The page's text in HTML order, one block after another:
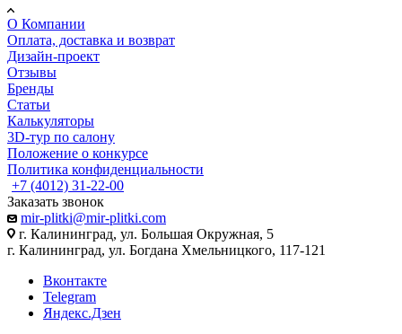
О Компании
Оплата, доставка и возврат
Дизайн-проект
Отзывы
Бренды
Статьи
Калькуляторы
3D-тур по салону
Положение о конкурсе
Политика конфиденциальности
+7 (4012) 31-22-00
Заказать звонок
mir-plitki@mir-plitki.com
г. Калининград, ул. Большая Окружная, 5
г. Калининград, ул. Богдана Хмельницкого, 117-121
Вконтакте
Telegram
Яндекс.Дзен